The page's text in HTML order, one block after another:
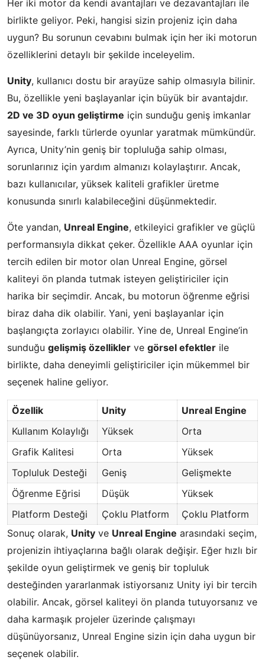
Her iki motor da kendi avantajları ve dezavantajları ile
birlikte geliyor. Peki, hangisi sizin projeniz için daha
uygun? Bu sorunun cevabını bulmak için her iki motorun
özelliklerini detaylı bir şekilde inceleyelim.
Unity, kullanıcı dostu bir arayüze sahip olmasıyla bilinir.
Bu, özellikle yeni başlayanlar için büyük bir avantajdır.
2D ve 3D oyun geliştirme için sunduğu geniş imkanlar
sayesinde, farklı türlerde oyunlar yaratmak mümkündür.
Ayrıca, Unity’nin geniş bir topluluğa sahip olması,
sorunlarınız için yardım almanızı kolaylaştırır. Ancak,
bazı kullanıcılar, yüksek kaliteli grafikler üretme
konusunda sınırlı kalabileceğini düşünmektedir.
Öte yandan, Unreal Engine, etkileyici grafikler ve güçlü
performansıyla dikkat çeker. Özellikle AAA oyunlar için
tercih edilen bir motor olan Unreal Engine, görsel
kaliteyi ön planda tutmak isteyen geliştiriciler için
harika bir seçimdir. Ancak, bu motorun öğrenme eğrisi
biraz daha dik olabilir. Yani, yeni başlayanlar için
başlangıçta zorlayıcı olabilir. Yine de, Unreal Engine’in
sunduğu gelişmiş özellikler ve görsel efektler ile
birlikte, daha deneyimli geliştiriciler için mükemmel bir
seçenek haline geliyor.
Özellik Unity
Unreal Engine
Kullanım Kolaylığı
Yüksek
Orta
Grafik Kalitesi
Orta
Yüksek
Topluluk Desteği
Geniş
Gelişmekte
Öğrenme Eğrisi
Düşük
Yüksek
Platform Desteği
Çoklu Platform
Çoklu Platform
Sonuç olarak, Unity ve Unreal Engine arasındaki seçim,
projenizin ihtiyaçlarına bağlı olarak değişir. Eğer hızlı bir
şekilde oyun geliştirmek ve geniş bir topluluk
desteğinden yararlanmak istiyorsanız Unity iyi bir tercih
olabilir. Ancak, görsel kaliteyi ön planda tutuyorsanız ve
daha karmaşık projeler üzerinde çalışmayı
düşünüyorsanız, Unreal Engine sizin için daha uygun bir
seçenek olabilir.